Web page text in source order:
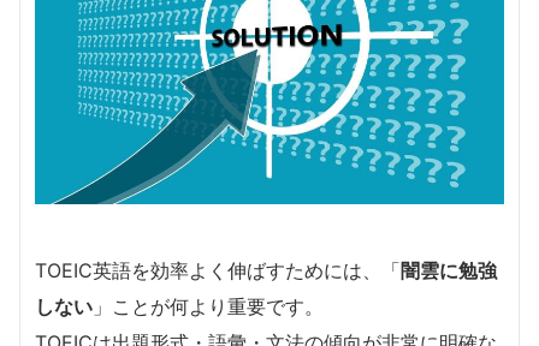
TOEIC英語を効率よく伸ばすためには、「闇雲に勉強
しない 」ことが何より重要です。